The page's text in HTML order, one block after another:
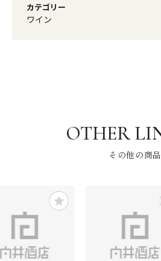
カテゴリー
ワイン
その他の商品